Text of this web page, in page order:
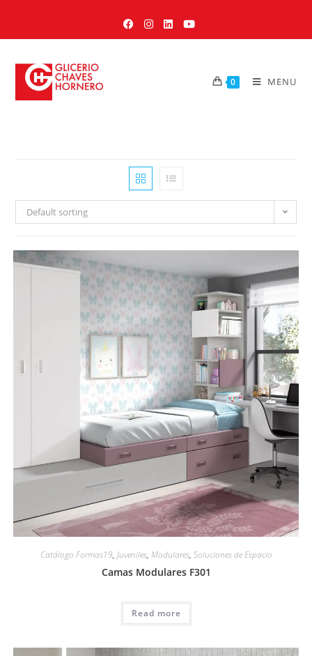
0 MENU
Default sorting
Catálogo Formas19, Juveniles, Modulares, Soluciones de Espacio
Camas Modulares F301
Read more